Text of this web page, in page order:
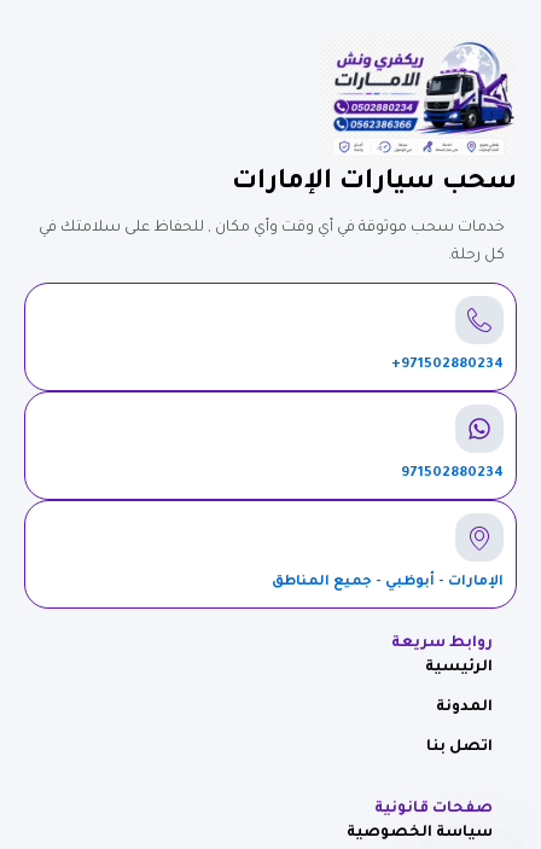
سحب سيارات الإمارات
خدمات سحب موثوقة في أي وقت وأي مكان , للحفاظ على سلامتك في
كل رحلة.
971502880234+
971502880234
الإمارات - أبوظبي - جميع المناطق
روابط سريعة
الرئيسية
المدونة
اتصل بنا
صفحات قانونية
سياسة الخصوصية